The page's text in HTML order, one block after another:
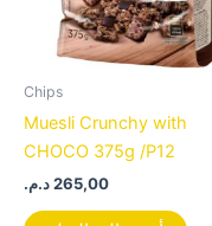
Chips
Muesli Crunchy with
CHOCO 375g /P12
265,00د.م.